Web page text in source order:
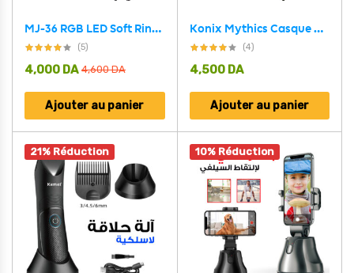
MJ-36 RGB LED Soft Ring Light With Stand-Selfie Light
(5)
4,600DA
4,000 DA
Ajouter au panier
Konix Mythics Casque gaming filaire PS-400 pour console Haut-parleurs 40 mm – Microphone – Motif camouflage vert kaki
(4)
4,500 DA
Ajouter au panier
21% Réduction 10% Réduction